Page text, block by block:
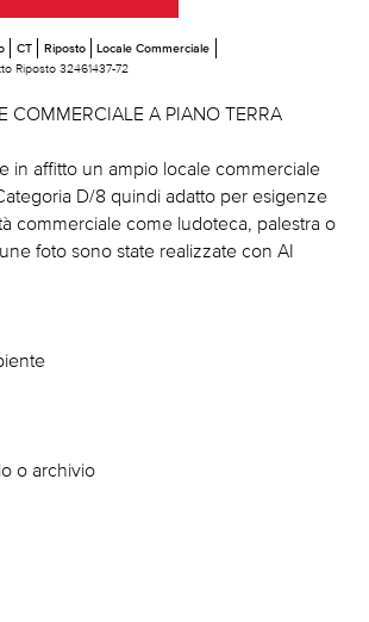
CT Riposto
Locale Commerciale
Riposto 32461437-72
COMMERCIALE A PIANO TERRA
in affitto un ampio locale commerciale
D/8 quindi adatto per esigenze
commerciale come ludoteca, palestra o
foto sono state realizzate con AI
o archivio